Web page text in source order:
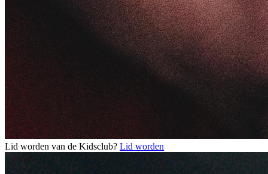
Lid worden van de Kidsclub? Lid worden